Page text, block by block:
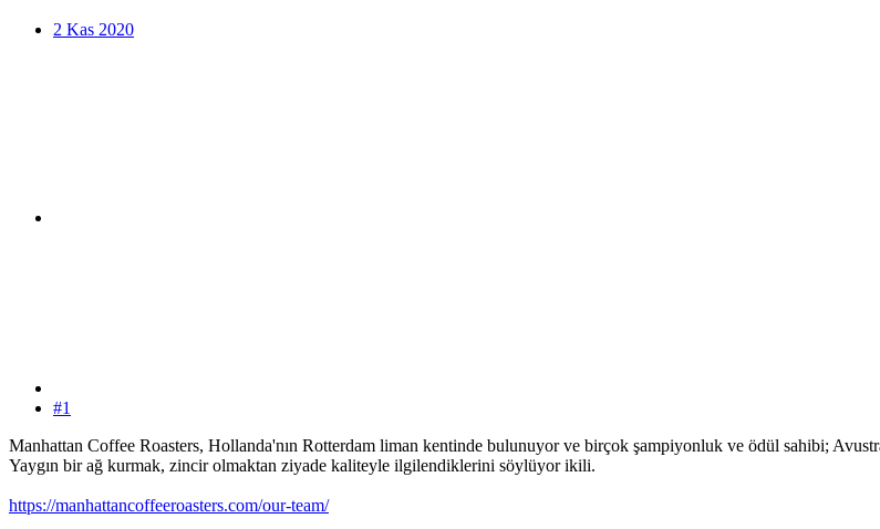
2 Kas 2020
#1
Manhattan Coffee Roasters, Hollanda'nın Rotterdam liman kentinde bulunuyor ve birçok şampiyonluk ve ödül sahibi;
Yaygın bir ağ kurmak, zincir olmaktan ziyade kaliteyle ilgilendiklerini söylüyor ikili.
https://manhattancoffeeroasters.com/our-team/